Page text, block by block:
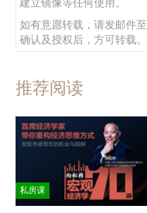
如有意愿转载，请发邮件至
确认及授权后，方可转载。
推荐阅读
私房课